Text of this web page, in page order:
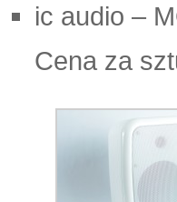
ic audio –
Cena za